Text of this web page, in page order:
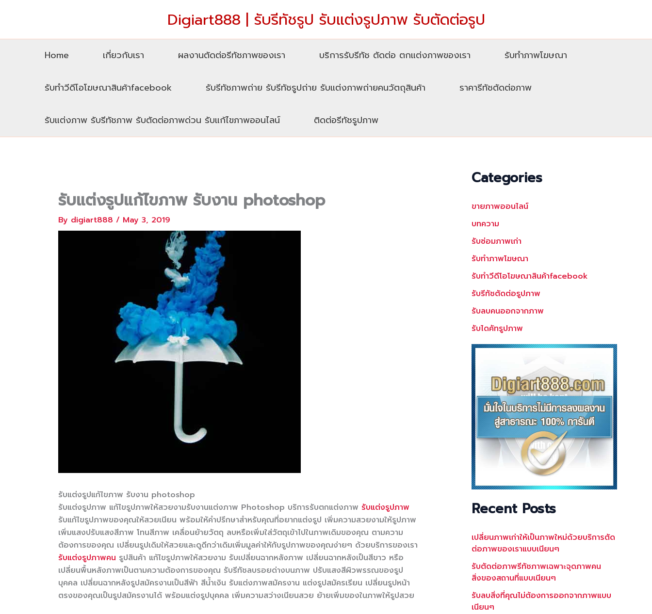
Digiart888 | รับรีทัชรูป รับแต่งรูปภาพ รับตัดต่อรูป
Home เกี่ยวกับเรา ผลงานตัดต่อรีทัชภาพของเรา บริการรับรีทัช ตัดต่อ ตกแต่งภาพของเรา รับทําภาพโฆษณา
รับทำวีดีโอโฆษณาสินค้าfacebook รับรีทัชภาพถ่าย รับรีทัชรูปถ่าย รับแต่งภาพถ่ายคนวัตถุสินค้า ราคารีทัชตัดต่อภาพ
รับแต่งภาพ รับรีทัชภาพ รับตัดต่อภาพด่วน รับแก้ไขภาพออนไลน์ ติดต่อรีทัชรูปภาพ
รับแต่งรูปแก้ไขภาพ รับงาน photoshop
By digiart888 / May 3, 2019
รับแต่งรูปแก้ไขภาพ รับงาน photoshop
รับแต่งรูปภาพ แก้ไขรูปภาพให้สวยงามรับงานแต่งภาพ Photoshop บริการรับตกแต่งภาพ รับแต่งรูปภาพ
รับแก้ไขรูปภาพของคุณให้สวยเนียน พร้อมให้คำปรึกษาสำหรับคุณที่อยากแต่งรูป เพิ่มความสวยงามให้รูปภาพ
เพิ่มแสงปรับแสงสีภาพ โทนสีภาพ เคลื่อนย้ายวัตถุ ลบหรือเพิ่มใส่วัตถุเข้าไปในภาพเดิมของคุณ ตามความ
ต้องการของคุณ เปลี่ยนรูปเดิมให้สวยและดูดีกว่าเดิมเพิ่มมูลค่าให้กับรูปภาพของคุณง่ายๆ ด้วยบริการของเรา
รับแต่งรูปภาพคน รูปสินค้า แก้ไขรูปภาพให้สวยงาม รับเปลี่ยนฉากหลังภาพ เปลี่ยนฉากหลังเป็นสีขาว หรือ
เปลี่ยนพื้นหลังภาพเป็นตามความต้องการของคุณ รับรีทัชลบรอยด่างบนภาพ ปรับแสงสีผิวพรรณของรูป
บุคคล เปลี่ยนฉากหลังรูปสมัครงานเป็นสีฟ้า สีน้ำเงิน รับแต่งภาพสมัครงาน แต่งรูปสมัครเรียน เปลี่ยนรูปหน้า
ตรงของคุณเป็นรูปสมัครงานได้ พร้อมแต่งรูปบุคคล เพิ่มความสว่างเนียนสวย ย้ายเพิ่มของในภาพให้รูปสวย
Categories
ขายภาพออนไลน์
บทความ
รับซ่อมภาพเก่า
รับทำภาพโฆษณา
รับทำวีดีโอโฆษณาสินค้าfacebook
รับรีทัชตัดต่อรูปภาพ
รับลบคนออกจากภาพ
รับไดคัทรูปภาพ
Recent Posts
เปลี่ยนภาพเก่าให้เป็นภาพใหม่ด้วยบริการตัด
ต่อภาพของเราแบบเนียนๆ
รับตัดต่อภาพรีทัชภาพเฉพาะจุดภาพคน
สิ่งของสถานที่แบบเนียนๆ
รับลบสิ่งที่คุณไม่ต้องการออกจากภาพแบบ
เนียนๆ